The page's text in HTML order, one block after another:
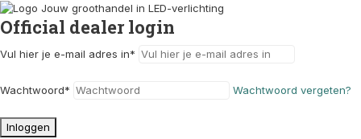
Official dealer login
Vul hier je e-mail adres in*
Wachtwoord* Wachtwoord vergeten?
Inloggen